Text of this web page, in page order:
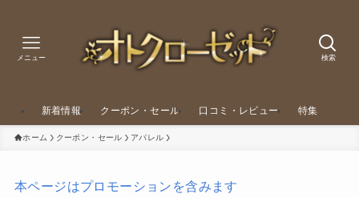
検索
メニュー
新着情報 クーポン・セール 口コミ・レビュー 特集
ホーム クーポン・セール アパレル
本ページはプロモーションを含みます